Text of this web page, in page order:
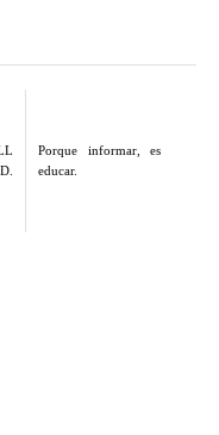
Porque informar, es
educar.